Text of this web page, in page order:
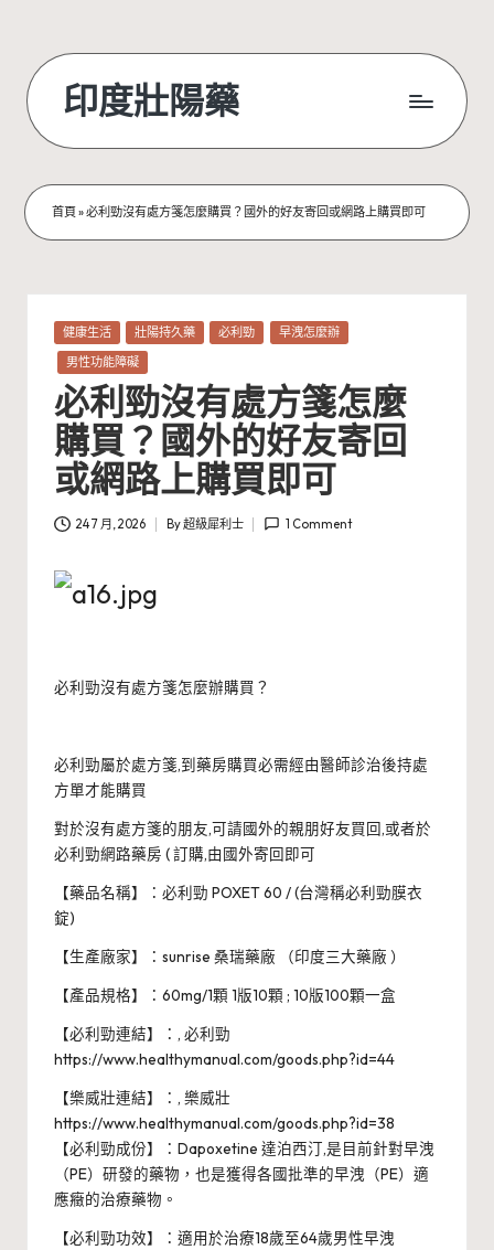
content
印度壯陽藥
首頁»必利勁沒有處方箋怎麼購買？國外的好友寄回或網路上購買即可
Posted
in
健康生活 壯陽持久藥 必利勁
早洩怎麼辦
男性功能障礙
必利勁沒有處方箋怎麼
購買？國外的好友寄回
或網路上購買即可
24 7 月, 2026
Posted
By超級犀利士 1 Comment
必利勁沒有處方箋怎麼辦購買？
必利勁屬於處方箋,到藥房購買必需經由醫師診治後持處
方單才能購買
對於沒有處方箋的朋友,可請國外的親朋好友買回,或者於
必利勁網路藥房 ( 訂購,由國外寄回即可
【藥品名稱】：必利勁 POXET 60 / (台灣稱必利勁膜衣
錠)
【生產廠家】：sunrise 桑瑞藥廠 （印度三大藥廠 ）
【產品規格】：60mg/1顆 1版10顆 ; 10版100顆一盒
【必利勁連結】：, 必利勁
https://www.healthymanual.com/goods.php?id=44
【樂威壯連結】：, 樂威壯
https://www.healthymanual.com/goods.php?id=38
【必利勁成份】：Dapoxetine 達泊西汀,是目前針對早洩
（PE）研發的藥物，也是獲得各國批準的早洩（PE）適
應癥的治療藥物。
【必利勁功效】：適用於治療18歲至64歲男性早洩